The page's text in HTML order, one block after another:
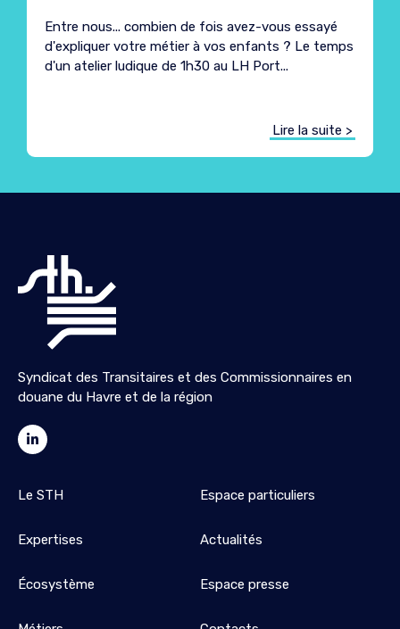
Entre nous... combien de fois avez-vous essayé
d'expliquer votre métier à vos enfants ? Le temps
d'un atelier ludique de 1h30 au LH Port...
Lire la suite >
Syndicat des Transitaires et des Commissionnaires en
douane du Havre et de la région
Le STH
Expertises
Écosystème
Espace particuliers
Actualités
Espace presse